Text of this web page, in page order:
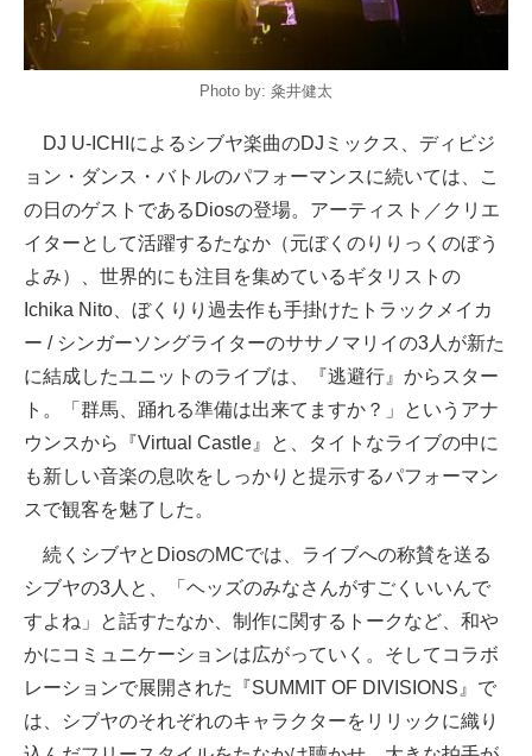
Photo by: 粂井健太
DJ U-ICHIによるシブヤ楽曲のDJミックス、ディビジ
ョン・ダンス・バトルのパフォーマンスに続いては、こ
の日のゲストであるDiosの登場。アーティスト／クリエ
イターとして活躍するたなか（元ぼくのりりっくのぼう
よみ）、世界的にも注目を集めているギタリストの
Ichika Nito、ぼくりり過去作も手掛けたトラックメイカ
ー / シンガーソングライターのササノマリイの3人が新た
に結成したユニットのライブは、『逃避行』からスター
ト。「群馬、踊れる準備は出来てますか？」というアナ
ウンスから『Virtual Castle』と、タイトなライブの中に
も新しい音楽の息吹をしっかりと提示するパフォーマン
スで観客を魅了した。
続くシブヤとDiosのMCでは、ライブへの称賛を送る
シブヤの3人と、「ヘッズのみなさんがすごくいいんで
すよね」と話すたなか、制作に関するトークなど、和や
かにコミュニケーションは広がっていく。そしてコラボ
レーションで展開された『SUMMIT OF DIVISIONS』で
は、シブヤのそれぞれのキャラクターをリリックに織り